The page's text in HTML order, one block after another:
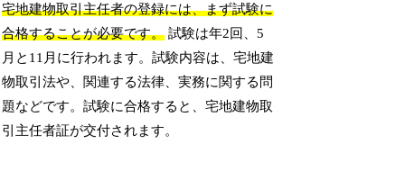
宅地建物取引主任者の登録には、まず試験に
合格することが必要です。 試験は年2回、5
月と11月に行われます。試験内容は、宅地建
物取引法や、関連する法律、実務に関する問
題などです。試験に合格すると、宅地建物取
引主任者証が交付されます。